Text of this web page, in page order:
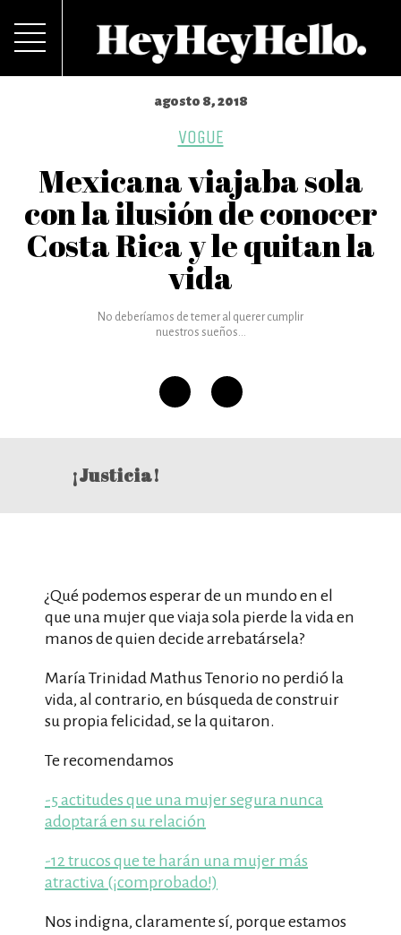
agosto 8, 2018
VOGUE
Mexicana viajaba sola
con la ilusión de conocer
Costa Rica y le quitan la
vida
No deberíamos de temer al querer cumplir
nuestros sueños...
¡Justicia!
¿Qué podemos esperar de un mundo en el
que una mujer que viaja sola pierde la vida en
manos de quien decide arrebatársela?
María Trinidad Mathus Tenorio no perdió la
vida, al contrario, en búsqueda de construir
su propia felicidad, se la quitaron.
Te recomendamos
-5 actitudes que una mujer segura nunca
adoptará en su relación
-12 trucos que te harán una mujer más
atractiva (¡comprobado!)
Nos indigna, claramente sí, porque estamos